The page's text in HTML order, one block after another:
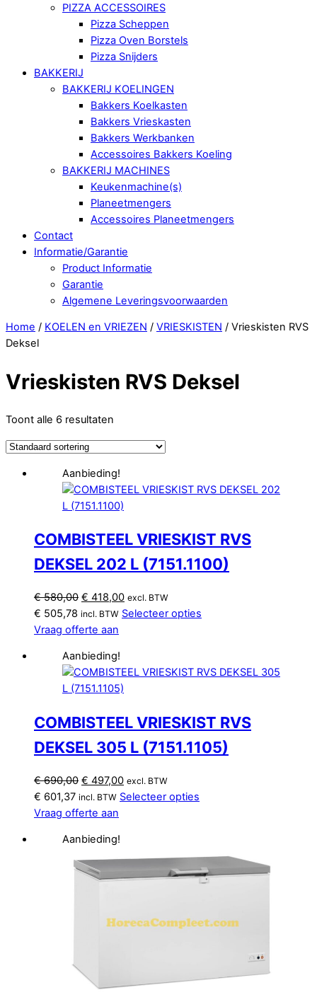
PIZZA ACCESSOIRES
Pizza Scheppen
Pizza Oven Borstels
Pizza Snijders
BAKKERIJ
BAKKERIJ KOELINGEN
Bakkers Koelkasten
Bakkers Vrieskasten
Bakkers Werkbanken
Accessoires Bakkers Koeling
BAKKERIJ MACHINES
Keukenmachine(s)
Planeetmengers
Accessoires Planeetmengers
Contact
Informatie/Garantie
Product Informatie
Garantie
Algemene Leveringsvoorwaarden
Close
Menu
Home / KOELEN en VRIEZEN / VRIESKISTEN / Vrieskisten RVS
Deksel
Vrieskisten RVS Deksel
Toont alle 6 resultaten
Aanbieding!
COMBISTEEL VRIESKIST RVS
DEKSEL 202 L (7151.1100)
€580,00 Oorspronkelijke
prijs
was:
€ 418,00Huidige
prijs
excl. BTW
€ 505,78 incl. BTW Selecteer opties
Vraag offerte aan
Aanbieding!
COMBISTEEL VRIESKIST RVS
DEKSEL 305 L (7151.1105)
€690,00 Oorspronkelijke
prijs
was:
€ 497,00Huidige
prijs
excl. BTW
€ 601,37 incl. BTW Selecteer opties
Vraag offerte aan
Aanbieding!